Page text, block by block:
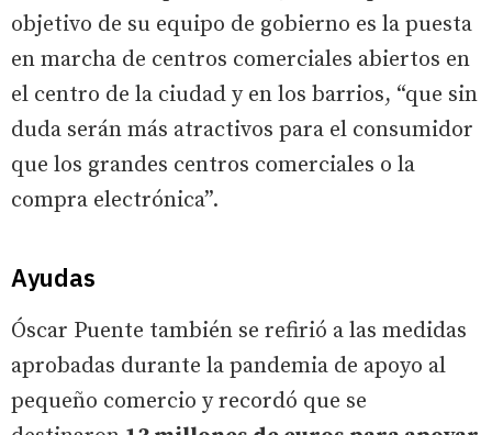
objetivo de su equipo de gobierno es la puesta
en marcha de centros comerciales abiertos en
el centro de la ciudad y en los barrios, “que sin
duda serán más atractivos para el consumidor
que los grandes centros comerciales o la
compra electrónica”.
Ayudas
Óscar Puente también se refirió a las medidas
aprobadas durante la pandemia de apoyo al
pequeño comercio y recordó que se